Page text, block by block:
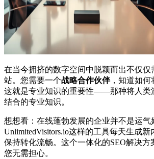
在当今拥挤的数字空间中脱颖而出不仅仅
站。您需要一个战略合作伙伴，知道如何
这就是专业知识的重要性——那种将人类
结合的专业知识。
想想看：在线蓬勃发展的企业并不是运气
UnlimitedVisitors.io这样的工具每天生成
保持转化流畅。这个一体化的SEO解决方
您无需担心。